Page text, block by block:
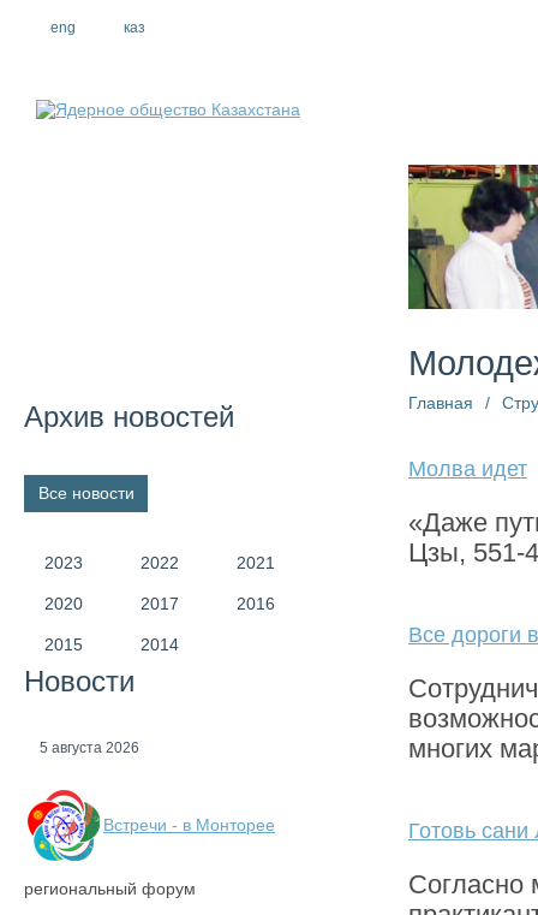
eng каз
Архив новостей
Все новости
2023 2022 2021
2020 2017 2016
2015 2014
Новости
5 августа 2026
Встречи - в Монторее
региональный форум
Главная /
Молва идет
«Даже
Цзы, 551-
Все дороги
многих
Готовь
Согласно